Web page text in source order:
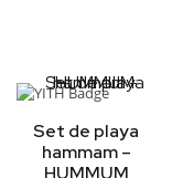
Set de playa
hammam –
HUMMUM